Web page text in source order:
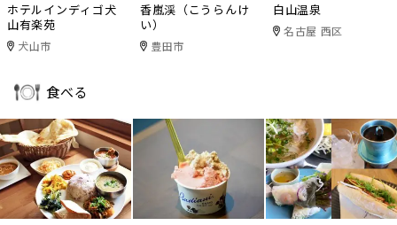
ホテルインディゴ犬
山有楽苑
犬山市
香嵐渓（こうらんけ
い）
豊田市
白山温泉
名古屋 西区
食べる